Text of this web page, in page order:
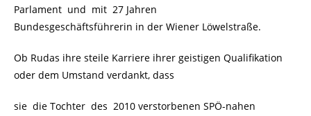
Parlament und mit 27 Jahren
Bundesgeschäftsführerin in der Wiener Löwelstraße.
Ob Rudas ihre steile Karriere ihrer geistigen Qualifikation
oder dem Umstand verdankt, dass
sie die Tochter des 2010 verstorbenen SPÖ-nahen